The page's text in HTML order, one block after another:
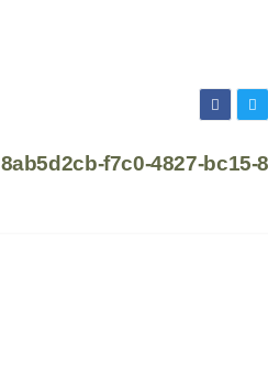
8ab5d2cb-f7c0-4827-bc15-